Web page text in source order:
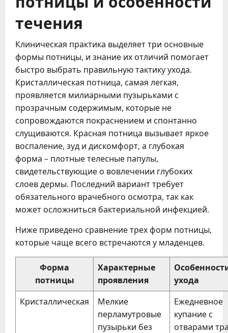
течения
Клиническая практика выделяет три основные
формы потницы, и знание их отличий помогает
быстро выбрать правильную тактику ухода.
Кристаллическая потница, самая легкая,
проявляется милиарными пузырьками с
прозрачным содержимым, которые не
сопровождаются покраснением и спонтанно
слущиваются. Красная потница вызывает яркое
воспаление, зуд и дискомфорт, а глубокая
форма – плотные телесные папулы,
свидетельствующие о вовлечении глубоких
слоев дермы. Последний вариант требует
обязательного врачебного осмотра, так как
может осложниться бактериальной инфекцией.
Ниже приведено сравнение трех форм потницы,
которые чаще всего встречаются у младенцев.
Форма
потницы
Характерные
проявления
ухода
Кристаллическая
Мелкие
перламутровые
пузырьки без
Ежедневное
купание с
отварами